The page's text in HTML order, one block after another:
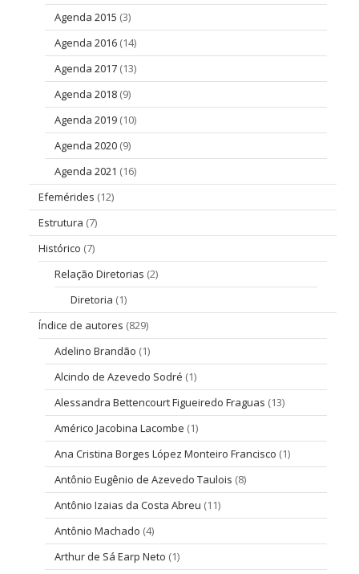
Agenda 2015 (3)
Agenda 2016 (14)
Agenda 2017 (13)
Agenda 2018 (9)
Agenda 2019 (10)
Agenda 2020 (9)
Agenda 2021 (16)
Efemérides (12)
Estrutura (7)
Histórico (7)
Relação Diretorias (2)
Diretoria (1)
Índice de autores (829)
Adelino Brandão (1)
Alcindo de Azevedo Sodré (1)
Alessandra Bettencourt Figueiredo Fraguas (13)
Américo Jacobina Lacombe (1)
Ana Cristina Borges López Monteiro Francisco (1)
Antônio Eugênio de Azevedo Taulois (8)
Antônio Izaias da Costa Abreu (11)
Antônio Machado (4)
Arthur de Sá Earp Neto (1)